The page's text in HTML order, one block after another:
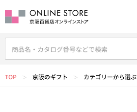
TOP ＞ 京阪のギフト ＞ カテゴリーから選ぶ